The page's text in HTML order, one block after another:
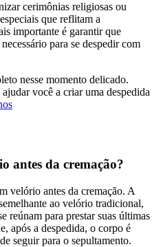
cerimônias religiosas ou
que reflitam a
importante é garantir que
para se despedir com
nesse momento delicado.
você a criar uma despedida
antes da cremação?
velório antes da cremação. A
ao velório tradicional,
reúnam para prestar suas últimas
após a despedida, o corpo é
seguir para o sepultamento.